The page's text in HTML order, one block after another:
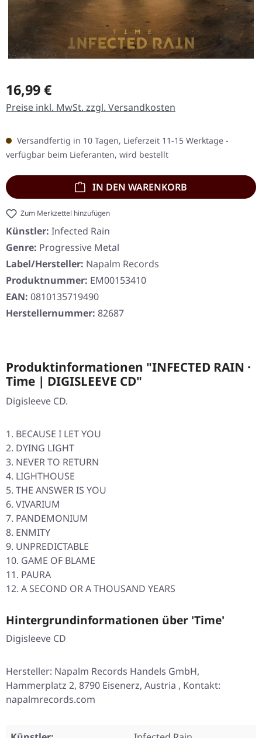
Regulärer Preis:
16,99 €
Preise inkl. MwSt. zzgl. Versandkosten
Versandfertig in 10 Tagen, Lieferzeit 11-15 Werktage -
verfügbar beim Lieferanten, wird bestellt
IN DEN WARENKORB
Zum Merkzettel hinzufügen
Künstler: Infected Rain
Genre: Progressive Metal
Label/Hersteller: Napalm Records
Produktnummer: EM00153410
EAN: 0810135719490
Herstellernummer: 82687
Produktinformationen "INFECTED RAIN ·
Time | DIGISLEEVE CD"
Digisleeve CD.
BECAUSE I LET YOU
DYING LIGHT
NEVER TO RETURN
LIGHTHOUSE
THE ANSWER IS YOU
VIVARIUM
PANDEMONIUM
ENMITY
UNPREDICTABLE
GAME OF BLAME
PAURA
A SECOND OR A THOUSAND YEARS
Hintergrundinformationen über 'Time'
Digisleeve CD
Hersteller: Napalm Records Handels GmbH,
Hammerplatz 2, 8790 Eisenerz, Austria , Kontakt:
napalmrecords.com